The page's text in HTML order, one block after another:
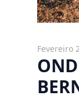
Fevereiro